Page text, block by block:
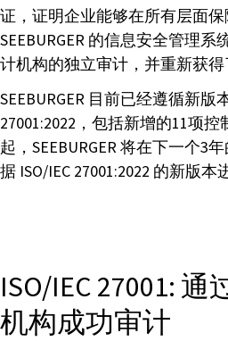
证，证明企业能够在所有层面保
SEEBURGER 的信息安全管理
计机构的独立审计，并重新获得
SEEBURGER 目前已经遵循新版
27001:2022，包括新增的11项
起，SEEBURGER 将在下一个3
据 ISO/IEC 27001:2022 的新版本
ISO/IEC 27001:
机构成功审计